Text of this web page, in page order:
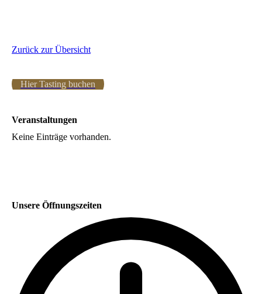
Zurück zur Übersicht
Hier Tasting buchen
Veranstaltungen
Keine Einträge vorhanden.
Unsere Öffnungszeiten